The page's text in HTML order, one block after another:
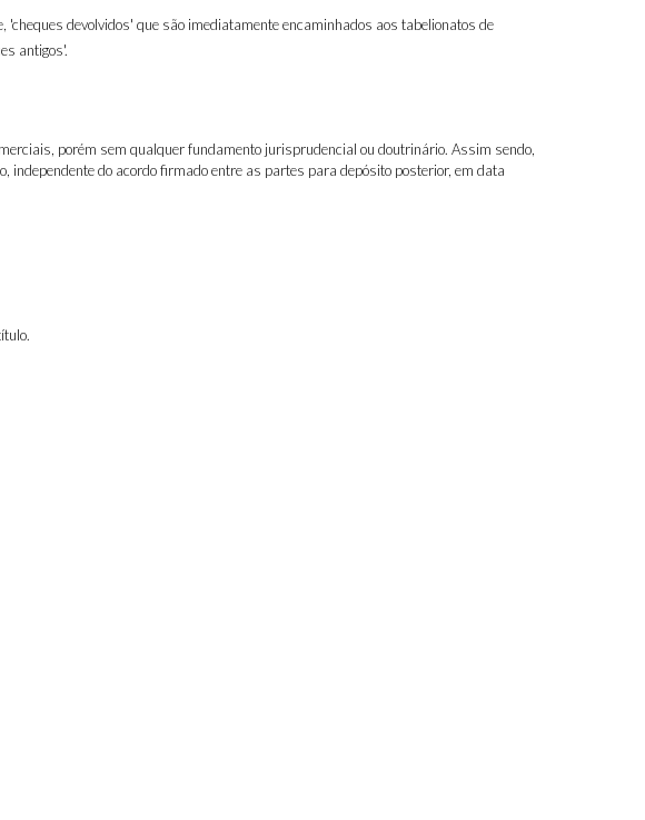
devolvidos' que são imediatamente encaminhados aos tabelionatos de
antigos'.
porém sem qualquer fundamento jurisprudencial ou doutrinário. Assim sendo,
independente do acordo firmado entre as partes para depósito posterior, em data